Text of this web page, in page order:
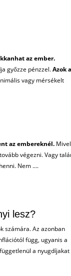
az ember.
győzze pénzzel.Azok
vagy mérsékelt
az embereknél.Mivel
végezni. Vagy
Nem ....
lesz?
számára. Az azonban
függ, ugyanis a
a nyugdíjakat